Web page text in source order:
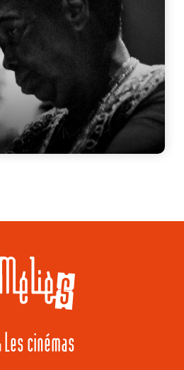
Les cinémas